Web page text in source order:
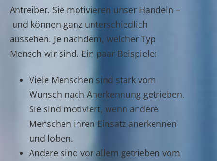
Antreiber. Sie motivieren unser Handeln –
und können ganz unterschiedlich
aussehen. Je nachdem, welcher Typ
Mensch wir sind. Ein paar Beispiele:
Viele Menschen sind stark vom
Wunsch nach Anerkennung getrieben.
Sie sind motiviert, wenn andere
Menschen ihren Einsatz anerkennen
und loben.
Andere sind vor allem getrieben vom